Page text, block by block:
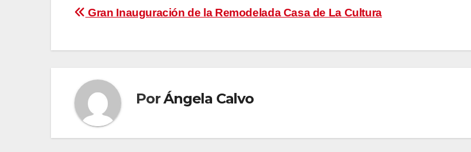
Navegación
Gran Inauguración de la Remodelada Casa de La Cultura
PorÁngela Calvo